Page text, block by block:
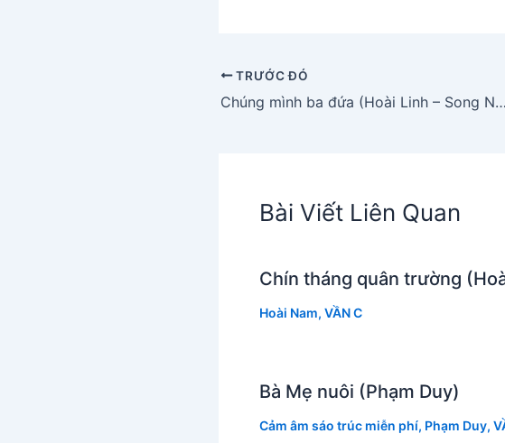
TRƯỚC ĐÓ
Chúng mình ba đứa (Hoài Linh – Song Ngọc)
Bài Viết Liên Quan
Chín tháng quân trường
Hoài Nam, VẦN C
Bà Mẹ nuôi (Phạm Duy)
Cảm âm sáo trúc miễn phí, Phạm Duy,